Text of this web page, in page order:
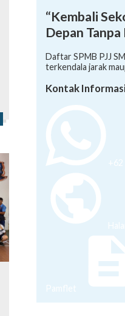
“Kembali
Depan Tanpa
Daftar SPMB PJJ
terkendala jarak
Kontak
Pamflet